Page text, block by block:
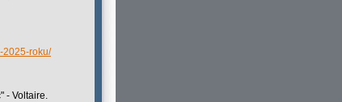
2025-roku/
- Voltaire.